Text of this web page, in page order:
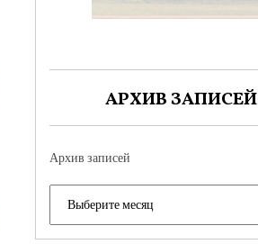
АРХИВ ЗАПИСЕЙ
Архив записей